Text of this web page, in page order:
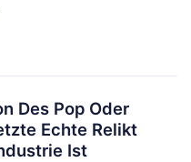
Des Pop Oder
Echte Relikt
Ist